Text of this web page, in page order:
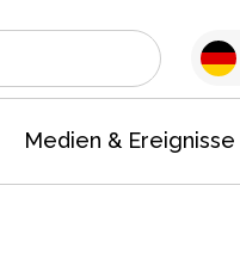
Medien & Ereignisse